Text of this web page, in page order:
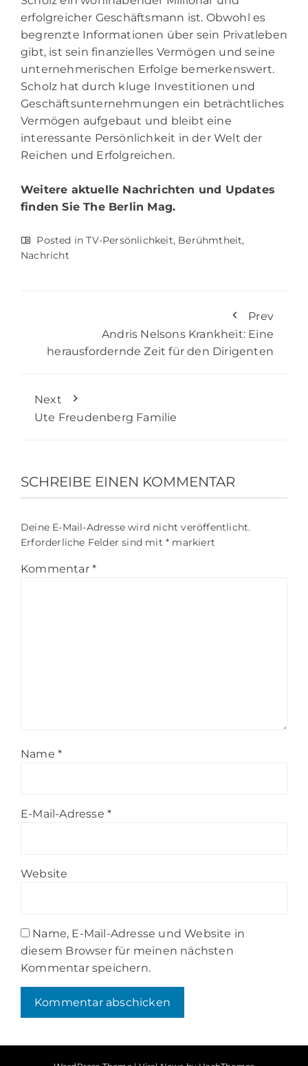
erfolgreicher Geschäftsmann ist. Obwohl es
begrenzte Informationen über sein Privatleben
gibt, ist sein finanzielles Vermögen und seine
unternehmerischen Erfolge bemerkenswert.
Scholz hat durch kluge Investitionen und
Geschäftsunternehmungen ein beträchtliches
Vermögen aufgebaut und bleibt eine
interessante Persönlichkeit in der Welt der
Reichen und Erfolgreichen.
Weitere aktuelle Nachrichten und Updates
finden SieThe Berlin Mag.
Posted inTV-Persönlichkeit, Berühmtheit,
Nachricht
Prev
Andris Nelsons Krankheit: Eine
herausfordernde Zeit für den Dirigenten
Next
Ute Freudenberg Familie
SCHREIBE EINEN KOMMENTAR
Deine E-Mail-Adresse wird nicht veröffentlicht.
Erforderliche Felder sind mit * markiert
Kommentar *
Name *
E-Mail-Adresse *
Website
Name, E-Mail-Adresse und Website in
diesem Browser für meinen nächsten
Kommentar speichern.